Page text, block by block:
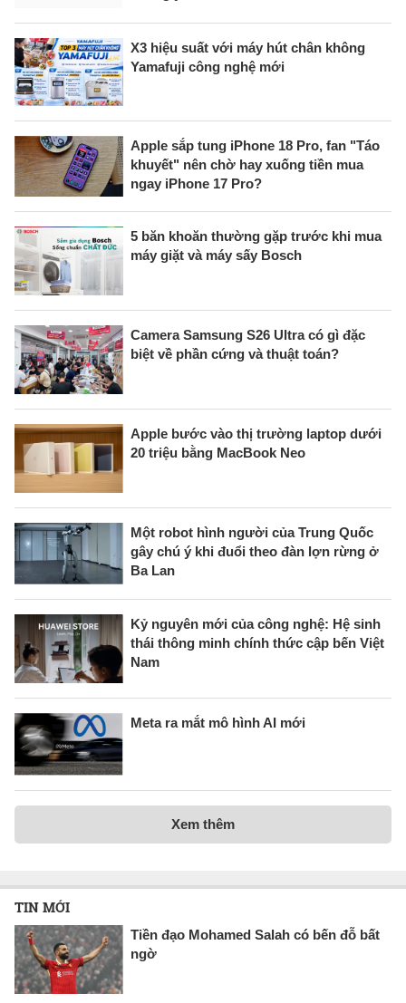
X3 hiệu suất với máy hút chân không
Yamafuji công nghệ mới
Apple sắp tung iPhone 18 Pro, fan "Táo
khuyết" nên chờ hay xuống tiền mua
ngay iPhone 17 Pro?
5 băn khoăn thường gặp trước khi mua
máy giặt và máy sấy Bosch
Camera Samsung S26 Ultra có gì đặc
biệt về phần cứng và thuật toán?
Apple bước vào thị trường laptop dưới
20 triệu bằng MacBook Neo
Một robot hình người của Trung Quốc
gây chú ý khi đuổi theo đàn lợn rừng ở
Ba Lan
Kỷ nguyên mới của công nghệ: Hệ sinh
thái thông minh chính thức cập bến Việt
Nam
Meta ra mắt mô hình AI mới
Xem thêm
TIN MỚI
Tiền đạo Mohamed Salah có bến đỗ bất
ngờ